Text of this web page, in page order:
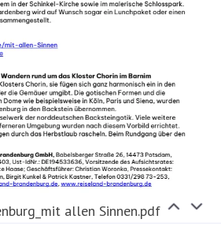
allen Sinnen.pdf